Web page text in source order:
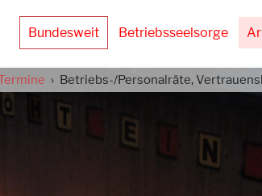
Bundesweit Betriebsseelsorge
Betriebs-/Personalräte,